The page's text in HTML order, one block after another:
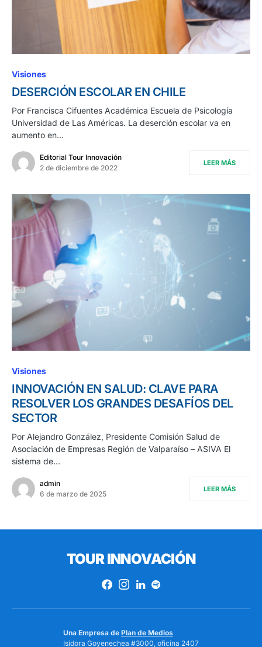
Visiones
DESERCIÓN ESCOLAR EN CHILE
Por Francisca Cifuentes Académica Escuela de Psicología
Universidad de Las Américas. La deserción escolar va en
aumento en…
Editorial Tour Innovación
2 de diciembre de 2022
LEER MÁS
Visiones
INNOVACIÓN EN SALUD: CLAVE PARA
RESOLVER LOS GRANDES DESAFÍOS DEL
SECTOR
Por Alejandro González, Presidente Comisión Salud de
Asociación de Empresas Región de Valparaíso – ASIVA El
sistema de…
admin
6 de marzo de 2025
LEER MÁS
TOUR INNOVACIÓN
Una Empresa de Plan de Medios
Isidora Goyenechea #3000, oficina 2407